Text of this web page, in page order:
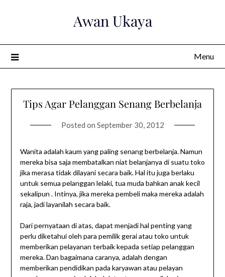
Awan Ukaya
Menu
Tips Agar Pelanggan Senang Berbelanja
Posted on September 30, 2012
Wanita adalah kaum yang paling senang berbelanja. Namun
mereka bisa saja membatalkan niat belanjanya di suatu toko
jika merasa tidak dilayani secara baik. Hal itu juga berlaku
untuk semua pelanggan lelaki, tua muda bahkan anak kecil
sekalipun . Intinya, jika mereka pembeli maka mereka adalah
raja, jadi layanilah secara baik.
Dari pernyataan di atas, dapat menjadi hal penting yang
perlu diketahui oleh para pemilik gerai atau toko untuk
memberikan pelayanan terbaik kepada setiap pelanggan
mereka. Dan bagaimana caranya, adalah dengan
memberikan pendidikan pada karyawan atau pelayan